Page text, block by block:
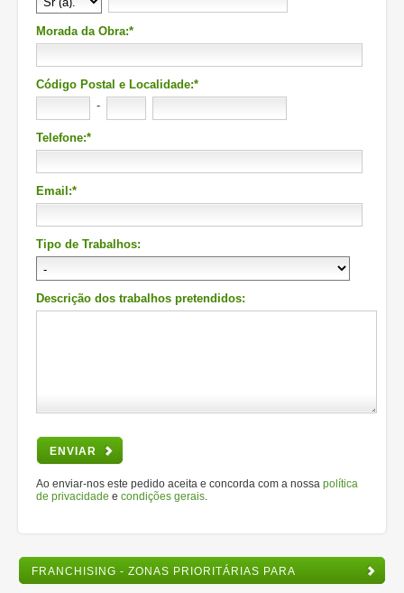
Morada da Obra:*
Código Postal e Localidade:*
-
Telefone:*
Email:*
Tipo de Trabalhos:
Descrição dos trabalhos pretendidos:
ENVIAR
Ao enviar-nos este pedido aceita e concorda com a nossa política
de privacidade e condições gerais
FRANCHISING - ZONAS PRIORITÁRIAS PARA